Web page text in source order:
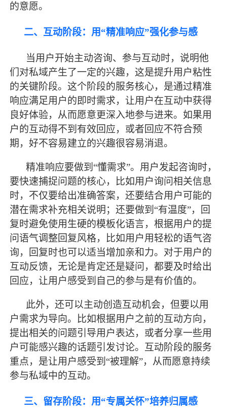
的意愿。
二、互动阶段：用“精准响应”强化参与感
当用户开始主动咨询、参与互动时，说明他
们对私域产生了一定的兴趣，这是提升用户粘性
的关键阶段。这个阶段的服务核心，是通过精准
响应满足用户的即时需求，让用户在互动中获得
良好体验，从而愿意更深入地参与进来。如果用
户的互动得不到有效回应，或者回应不符合预
期，好不容易建立的兴趣很容易消退。
精准响应要做到 “懂需求”。用户发起咨询时，
要快速捕捉问题的核心，比如用户询问相关信息
时，不仅要给出准确答案，还要结合用户可能的
潜在需求补充相关说明；还要做到“有温度”，回
复时避免使用生硬的模板化语言，根据用户的提
问语气调整回复风格，比如用户用轻松的语气咨
询，回复时也可以适当增加亲和力。对于用户的
互动反馈，无论是肯定还是疑问，都要及时给出
回应，让用户感受到自己的参与是有价值的。
此外，还可以主动创造互动机会，但要以用
户需求为导向。比如根据用户之前的互动方向，
提出相关的问题引导用户表达，或者分享一些用
户可能感兴趣的话题引发讨论。互动阶段的服务
重点，是让用户感受到 “被理解”，从而愿意持续
参与私域中的互动。
三、留存阶段：用“专属关怀”培养归属感